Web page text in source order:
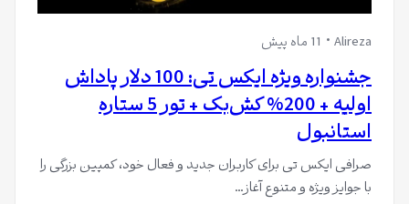
Alireza 11 ماه پیش
جشنواره ویژه ایکس تی: 100 دلار پاداش
اولیه + 200% کش‌بک + تور 5 ستاره
استانبول
صرافی ایکس تی برای کاربران جدید و فعال خود، کمپین بزرگی را
با جوایز ویژه و متنوع آغاز…